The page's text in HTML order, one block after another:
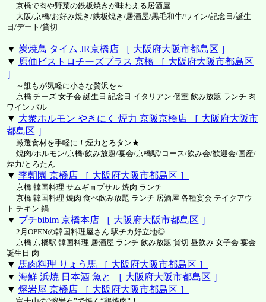
京橋で肉や野菜の鉄板焼きが味わえる居酒屋
大阪/京橋/お好み焼き/鉄板焼き/居酒屋/黒毛和牛/ワイン/記念日/誕生
日/デート/貸切
▼ 炭焼鳥 タイム JR京橋店 ［ 大阪府大阪市都島区 ］
▼ 原価ビストロチーズプラス 京橋 ［ 大阪府大阪市都島区
］
～誰もが気軽に小さな贅沢を～
京橋 チーズ 女子会 誕生日 記念日 イタリアン 個室 飲み放題 ランチ 肉
ワイン バル
▼ 大衆ホルモン やきにく 煙力 京阪京橋店 ［ 大阪府大阪市
都島区 ］
厳選食材を手軽に！煙力とろタン★
焼肉/ホルモン/京橋/飲み放題/宴会/京橋駅/コース/飲み会/歓迎会/国産/
煙力/とろたん
▼ 李朝園 京橋店 ［ 大阪府大阪市都島区 ］
京橋 韓国料理 サムギョプサル 焼肉 ランチ
京橋 韓国料理 焼肉 食べ飲み放題 ランチ 居酒屋 各種宴会 テイクアウ
ト チキン 鍋
▼ プチbibim 京橋本店 ［ 大阪府大阪市都島区 ］
2月OPENの韓国料理屋さん 駅チカ好立地◎
京橋 京橋駅 韓国料理 居酒屋 ランチ 飲み放題 貸切 昼飲み 女子会 宴会
誕生日 肉
▼ 馬肉料理 りょう馬 ［ 大阪府大阪市都島区 ］
▼ 海鮮 浜焼 日本酒 魚と ［ 大阪府大阪市都島区 ］
▼ 熔岩屋 京橋店 ［ 大阪府大阪市都島区 ］